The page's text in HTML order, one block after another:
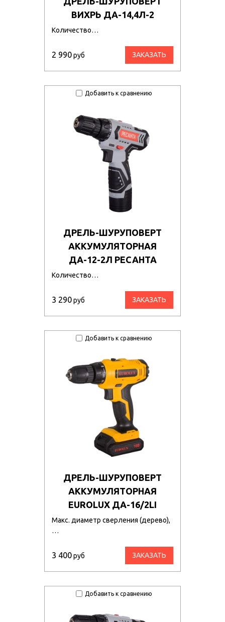
ВИХРЬ ДА-14,4Л-2
Количество…
2 990руб ЗАКАЗАТЬ
Добавить к сравнению
ДРЕЛЬ-ШУРУПОВЕРТ
АККУМУЛЯТОРНАЯ
ДА-12-2Л РЕСАНТА
Количество…
3 290руб ЗАКАЗАТЬ
Добавить к сравнению
ДРЕЛЬ-ШУРУПОВЕРТ
АККУМУЛЯТОРНАЯ
EUROLUX ДА-16/2LI
Макс. диаметр сверления (дерево),
…
3 400руб ЗАКАЗАТЬ
Добавить к сравнению